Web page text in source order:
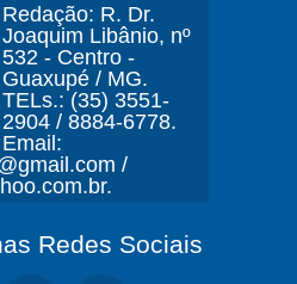
Redação: R. Dr.
Joaquim Libânio, nº
532 - Centro -
Guaxupé / MG.
TELs.: (35) 3551-
2904 / 8884-6778.
Email:
/
Redes Sociais